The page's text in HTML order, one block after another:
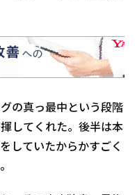
の真っ最中という段階
してくれた。後半は本
していたからかすごく